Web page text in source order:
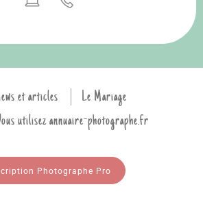
et articles
Le Mariage
utilisez annuaire-photographe.fr
Photographe Pro